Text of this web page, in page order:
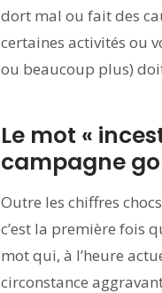
dort mal ou fait des
certaines activités ou
ou beaucoup plus)
Le mot «
campagne
Outre les chiffres
c’est la première fois
mot qui, à l’heure
circonstance